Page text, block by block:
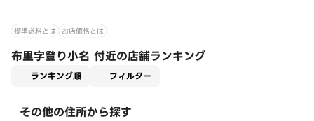
標準送料とは お店価格とは
布里字登り小名 付近の店舗ランキング
ランキング順 フィルター
その他の住所から探す